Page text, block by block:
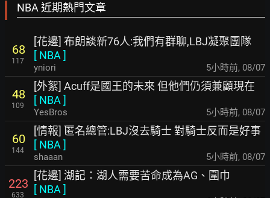
NBA 近期熱門文章
68
117
[花邊] 布朗談新76人:我們有群聊,LBJ凝聚團隊
[ NBA ]
yniori 5小時前, 08/07
48
109
[外絮] Acuff是國王的未來 但他們仍須兼顧現在
[ NBA ]
YesBros 5小時前, 08/07
60
144
[情報] 匿名總管:LBJ沒去騎士 對騎士反而是好事
[ NBA ]
shaaan 5小時前, 08/07
223
633
[花邊] 湖記：湖人需要苦命成為AG、圍巾
[ NBA ]